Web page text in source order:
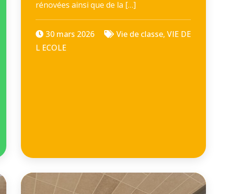
rénovées ainsi que de la […]
30 mars 2026 Vie de classe, VIE DE
L ECOLE